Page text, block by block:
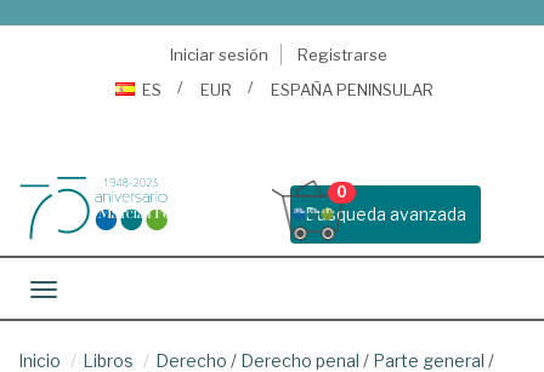
Iniciar sesión
Registrarse
ES
EUR ESPAÑA PENINSULAR
Busqueda avanzada
0
Toggle navigation
Inicio Libros Derecho / Derecho penal / Parte general /